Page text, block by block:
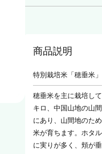
商品説明
特別栽培米「穂垂米」
穂垂米を主に栽培し
キロ、中国山地の山
にあり、山間地のた
米が育ちます。ホタ
に実りが多く、頬が